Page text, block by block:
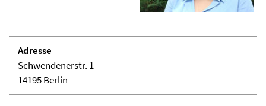
Adresse
Schwendenerstr. 1
14195 Berlin